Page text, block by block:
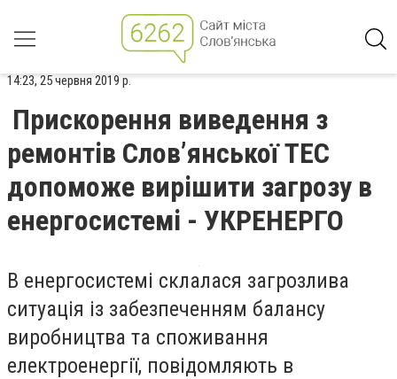
14:23, 25 червня 2019 р.
Прискорення виведення з
ремонтів Слов’янської ТЕС
допоможе вирішити загрозу в
енергосистемі - УКРЕНЕРГО
В енергосистемі склалася загрозлива
ситуація із забезпеченням балансу
виробництва та споживання
електроенергії, повідомляють в